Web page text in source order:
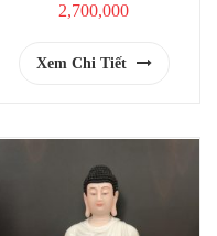
2,700,000
Xem Chi Tiết